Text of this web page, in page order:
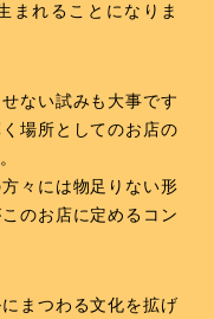
まれることになりま
ない試みも大事です
場所としてのお店の
々には物足りない形
のお店に定めるコン
まつわる文化を拡げ